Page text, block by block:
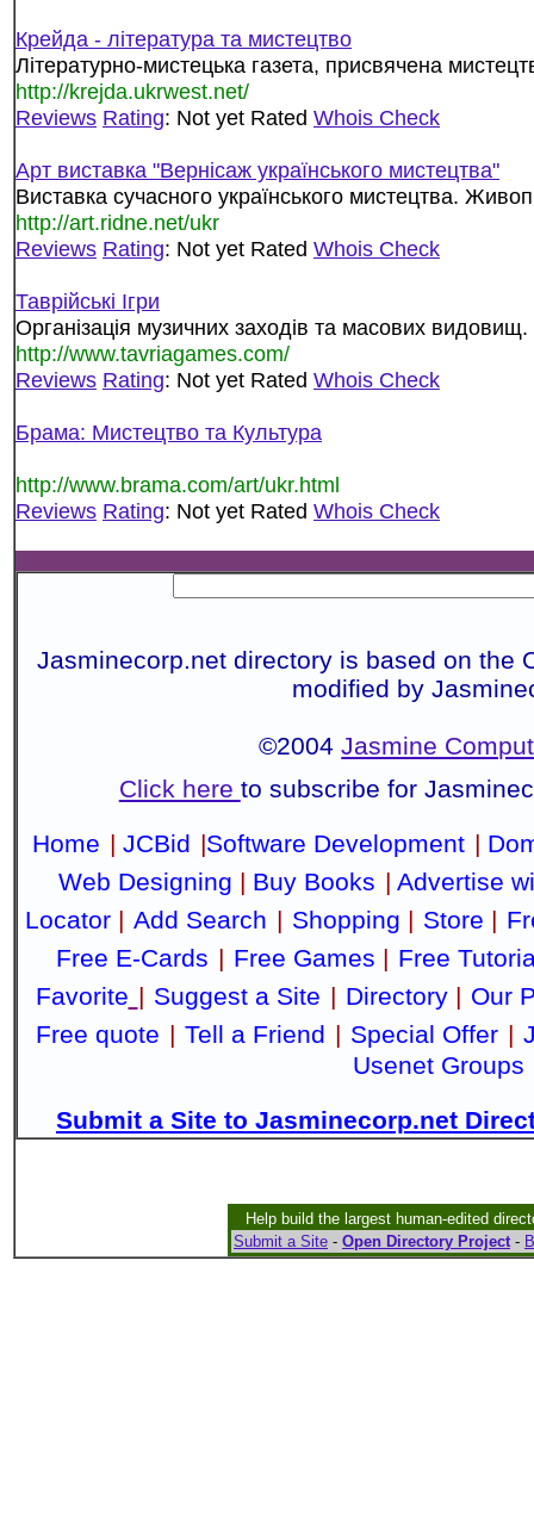
Крейда - література та мистецтво
Літературно-мистецька газета, присвячена
http://krejda.ukrwest.net/
Reviews Rating: Not yet Rated Whois Check
Арт виставка "Вернісаж українського мистецтва"
Виставка сучасного українського мистецтва.
http://art.ridne.net/ukr
Reviews Rating: Not yet Rated Whois Check
Таврійські Ігри
Організація музичних заходів та масових видовищ.
http://www.tavriagames.com/
Reviews Rating: Not yet Rated Whois Check
Брама: Мистецтво та Культура
http://www.brama.com/art/ukr.html
Reviews Rating: Not yet Rated Whois Check
Jasminecorp.net directory is based on the
modified by
©2004Jasmine
Click here to subscribe for
Home | JCBid |Software Development |
Web Designing | Buy Books | Advertise
Locator | Add Search | Shopping | Store |
Free E-Cards | Free Games | Free
Favorite | Suggest a Site | Directory| Our
Free quote | Tell a Friend | Special Offer |
Usenet Groups
Submit a Site to Jasminecorp.net
Help build the largest human-edited
Submit a Site - Open Directory Project-